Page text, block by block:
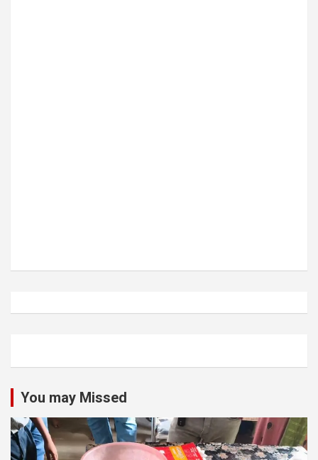
You may Missed